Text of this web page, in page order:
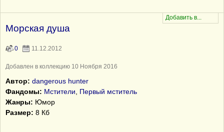
Морская душа
0 11.12.2012
Добавлен в коллекцию 10 Ноября 2016
Автор: dangerous hunter
Фандомы: Мстители
Первый мститель
Жанры: Юмор
Размер: 8 Кб